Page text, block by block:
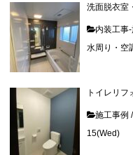
洗面脱衣室
内装工事-
水周り・空
トイレリフ
施工事例 /
15(Wed)